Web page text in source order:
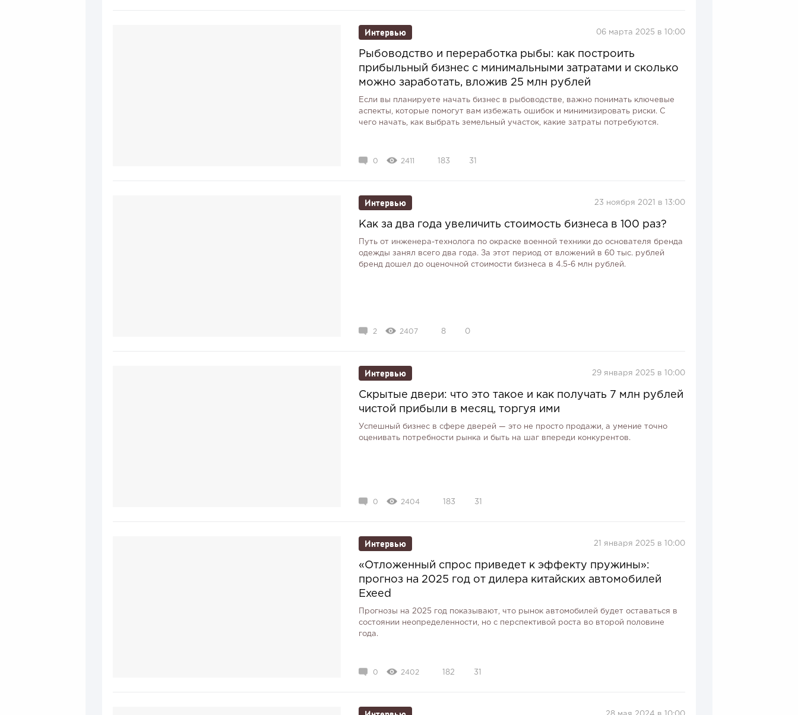
Интервью 06 марта 2025 в 10:00
Рыбоводство и переработка рыбы: как построить
прибыльный бизнес с минимальными затратами и сколько
можно заработать, вложив 25 млн рублей
Если вы планируете начать бизнес в рыбоводстве, важно понимать ключевые
аспекты, которые помогут вам избежать ошибок и минимизировать риски. С
чего начать, как выбрать земельный участок, какие затраты потребуются.
0 2411 183 31
Интервью 23 ноября 2021 в 13:00
Как за два года увеличить стоимость бизнеса в 100 раз?
Путь от инженера-технолога по окраске военной техники до основателя бренда
одежды занял всего два года. За этот период от вложений в 60 тыс. рублей
бренд дошел до оценочной стоимости бизнеса в 4.5-6 млн рублей.
2 2407 8 0
Интервью 29 января 2025 в 10:00
Скрытые двери: что это такое и как получать 7 млн рублей
чистой прибыли в месяц, торгуя ими
Успешный бизнес в сфере дверей — это не просто продажи, а умение точно
оценивать потребности рынка и быть на шаг впереди конкурентов.
0 2404 183 31
Интервью 21 января 2025 в 10:00
«Отложенный спрос приведет к эффекту пружины»:
прогноз на 2025 год от дилера китайских автомобилей
Exeed
Прогнозы на 2025 год показывают, что рынок автомобилей будет оставаться в
состоянии неопределенности, но с перспективой роста во второй половине
года.
0 2402 182 31